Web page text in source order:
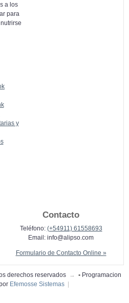
a los
para
y
Contacto
Teléfono: (+54911) 61558693
Email: info@alipso.com
Formulario de Contacto Online »
derechos reservados → • Programacion
Efemosse Sistemas |